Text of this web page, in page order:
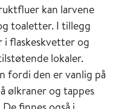
kan larvene
toaletter. I tillegg
i flaskeskvetter og
lokaler.
fordi den er vanlig på
ølkraner og tappes